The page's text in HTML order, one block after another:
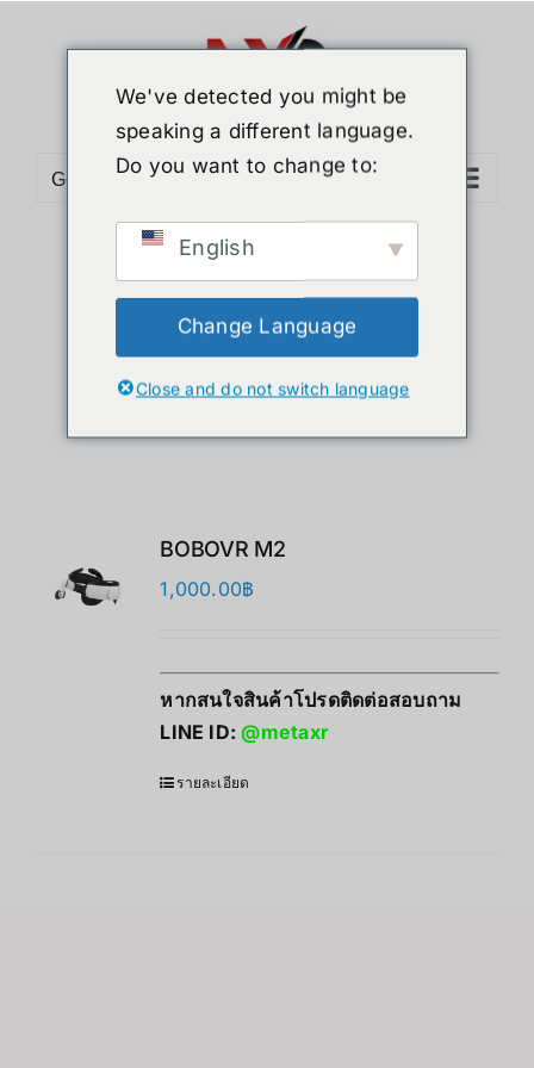
Go to...
Sort byDefault Order
Show36 Products
BOBOVR M2
1,000.00฿
หากสนใจสินค้าโปรดติดต่อสอบถาม
LINE ID:@metaxr
รายละเอียด
We've detected you might be
speaking a different language.
Do you want to change to:
English
Change Language
Close and do not switch language